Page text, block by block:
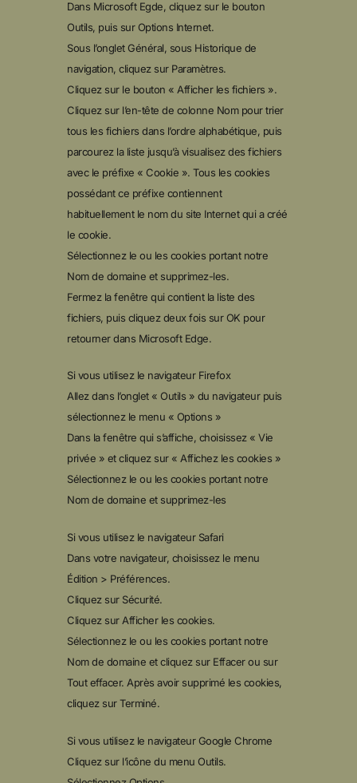
Dans Microsoft Egde, cliquez sur le bouton
Outils, puis sur Options Internet.
Sous l’onglet Général, sous Historique de
navigation, cliquez sur Paramètres.
Cliquez sur le bouton « Afficher les fichiers ».
Cliquez sur l’en-tête de colonne Nom pour trier
tous les fichiers dans l’ordre alphabétique, puis
parcourez la liste jusqu’à visualisez des fichiers
avec le préfixe « Cookie ». Tous les cookies
possédant ce préfixe contiennent
habituellement le nom du site Internet qui a créé
le cookie.
Sélectionnez le ou les cookies portant notre
Nom de domaine et supprimez-les.
Fermez la fenêtre qui contient la liste des
fichiers, puis cliquez deux fois sur OK pour
retourner dans Microsoft Edge.
Si vous utilisez le navigateur Firefox
Allez dans l’onglet « Outils » du navigateur puis
sélectionnez le menu « Options »
Dans la fenêtre qui s’affiche, choisissez « Vie
privée » et cliquez sur « Affichez les cookies »
Sélectionnez le ou les cookies portant notre
Nom de domaine et supprimez-les
Si vous utilisez le navigateur Safari
Dans votre navigateur, choisissez le menu
Édition > Préférences.
Cliquez sur Sécurité.
Cliquez sur Afficher les cookies.
Sélectionnez le ou les cookies portant notre
Nom de domaine et cliquez sur Effacer ou sur
Tout effacer. Après avoir supprimé les cookies,
cliquez sur Terminé.
Si vous utilisez le navigateur Google Chrome
Cliquez sur l’icône du menu Outils.